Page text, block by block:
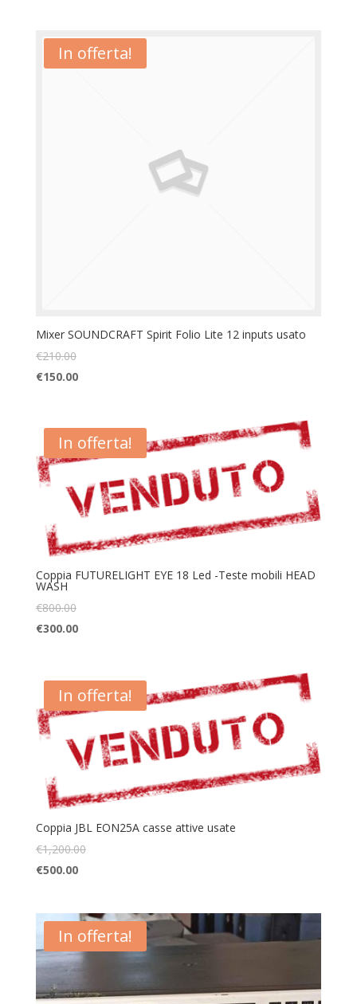
In offerta!
Mixer SOUNDCRAFT Spirit Folio Lite 12 inputs usato
€210.00
€150.00
In offerta!
Coppia FUTURELIGHT EYE 18 Led -Teste mobili HEAD
WASH
€800.00
€300.00
In offerta!
Coppia JBL EON25A casse attive usate
€1,200.00
€500.00
In offerta!